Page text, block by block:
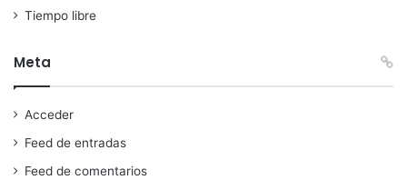
Tiempo libre
Meta
Acceder
Feed de entradas
Feed de comentarios